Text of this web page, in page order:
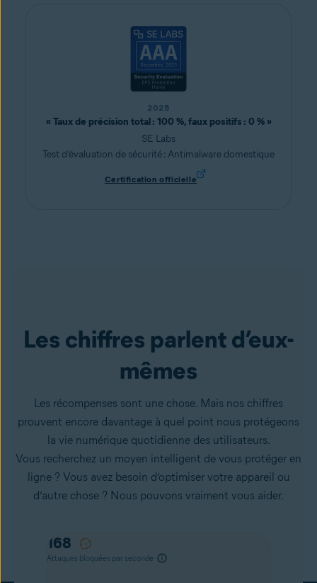
2025
« Taux de précision total : 100 %, faux positifs : 0 % »
SE Labs
Test d’évaluation de sécurité : Antimalware domestique
Certification officielle
Les chiffres parlent d’eux-
mêmes
Les récompenses sont une chose. Mais nos chiffres
prouvent encore davantage à quel point nous protégeons
la vie numérique quotidienne des utilisateurs.
Vous recherchez un moyen intelligent de vous protéger en
ligne ? Vous avez besoin d’optimiser votre appareil ou
d’autre chose ? Nous pouvons vraiment vous aider.
172
Attaques bloquées par seconde